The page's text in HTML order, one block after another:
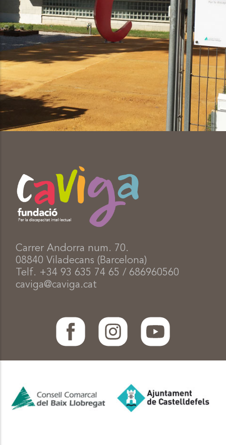
Carrer Andorra num. 70.
08840 Viladecans (Barcelona)
Telf. +34 93 635 74 65 / 686960560
caviga@caviga.cat